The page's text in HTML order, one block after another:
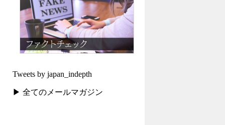
Tweets by japan_indepth
▶ 全てのメールマガジン